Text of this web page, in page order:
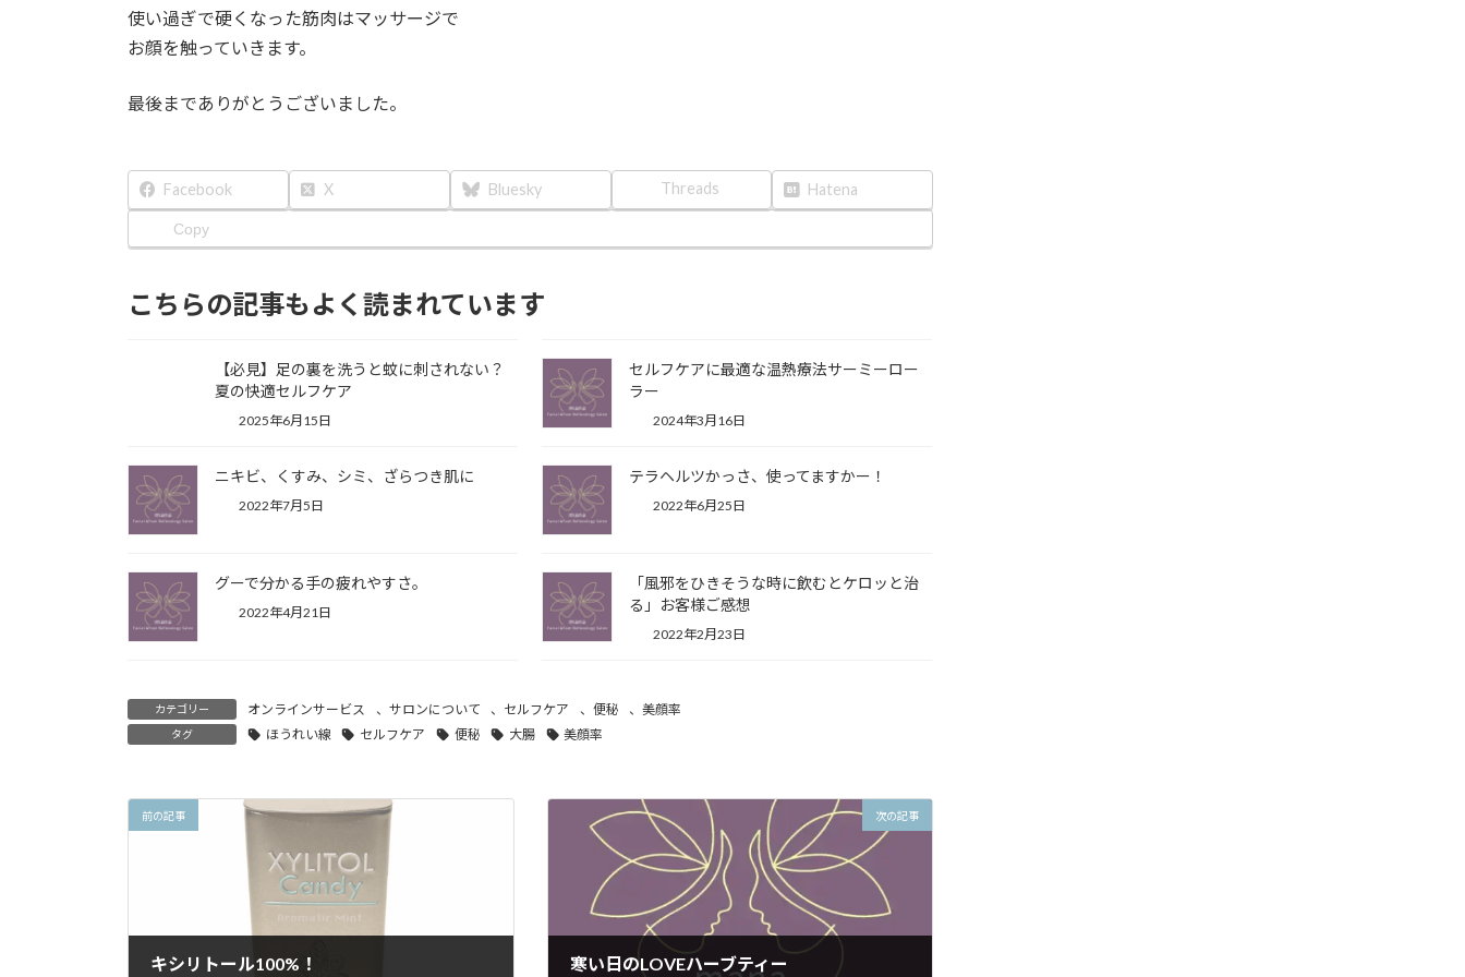
使い過ぎで硬くなった筋肉はマッサージで
お顔を触っていきます。
最後までありがとうございました。
Facebook X Bluesky Threads Hatena
Copy
こちらの記事もよく読まれています
【必見】足の裏を洗うと蚊に刺されない？
夏の快適セルフケア
2025年6月15日
セルフケアに最適な温熱療法サーミーロー
ラー
2024年3月16日
ニキビ、くすみ、シミ、ざらつき肌に
2022年7月5日
テラヘルツかっさ、使ってますかー！
2022年6月25日
グーで分かる手の疲れやすさ。
2022年4月21日
「風邪をひきそうな時に飲むとケロッと治
る」お客様ご感想
2022年2月23日
カテゴリー オンラインサービス 、 サロンについて 、 セルフケア 、 便秘 、美顔率
タグ ほうれい線 セルフケア 便秘 大腸 美顔率
前の記事
キシリトール100%！
次の記事
寒い日のLOVEハーブティー